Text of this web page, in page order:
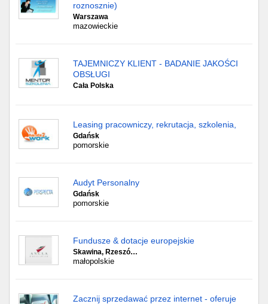
roznosznie)
Warszawa
mazowieckie
TAJEMNICZY KLIENT - BADANIE JAKOŚCI
OBSŁUGI
Cała Polska
Leasing pracowniczy, rekrutacja, szkolenia,
Gdańsk
pomorskie
Audyt Personalny
Gdańsk
pomorskie
Fundusze & dotacje europejskie
Skawina, Rzeszó…
małopolskie
Zacznij sprzedawać przez internet - oferuje